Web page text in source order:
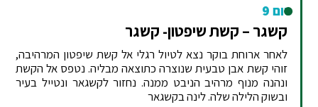
יום 9
קשגר – קשת שיפטון- קשגר
לאחר ארוחת בוקר נצא לטיול רגלי אל קשת שיפטון המרהיבה,
זוהי קשת אבן טבעית שנוצרה כתוצאה מבליה. נטפס אל הקשת
ונהנה מנוף מרהיב הניבט ממנה. נחזור לקשגאר ונטייל בעיר
ובשוק הלילה שלה. לינה בקשגאר